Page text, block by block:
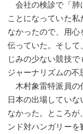
会社の検診で「肺
ことになっていた
なかったので、用
伝っていた。そして
じみの少ない競技
ジャーナリズムの不
木村象雷特派員の
日本の出場してい
なかった。ところが
ンド対ハンガリー